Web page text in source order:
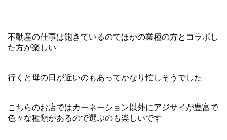
不動産の仕事は飽きているのでほかの業種の方とコラボし
た方が楽しい
行くと母の日が近いのもあってかなり忙しそうでした
こちらのお店ではカーネーション以外にアジサイが豊富で
色々な種類があるので選ぶのも楽しいです